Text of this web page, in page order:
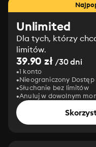
Unlimited
Dla tych, którzy
limitów.
39.90 zł/30 dni
1 konto
Nieograniczony Dostęp
Słuchanie bez limitów
Anuluj w dowolnym